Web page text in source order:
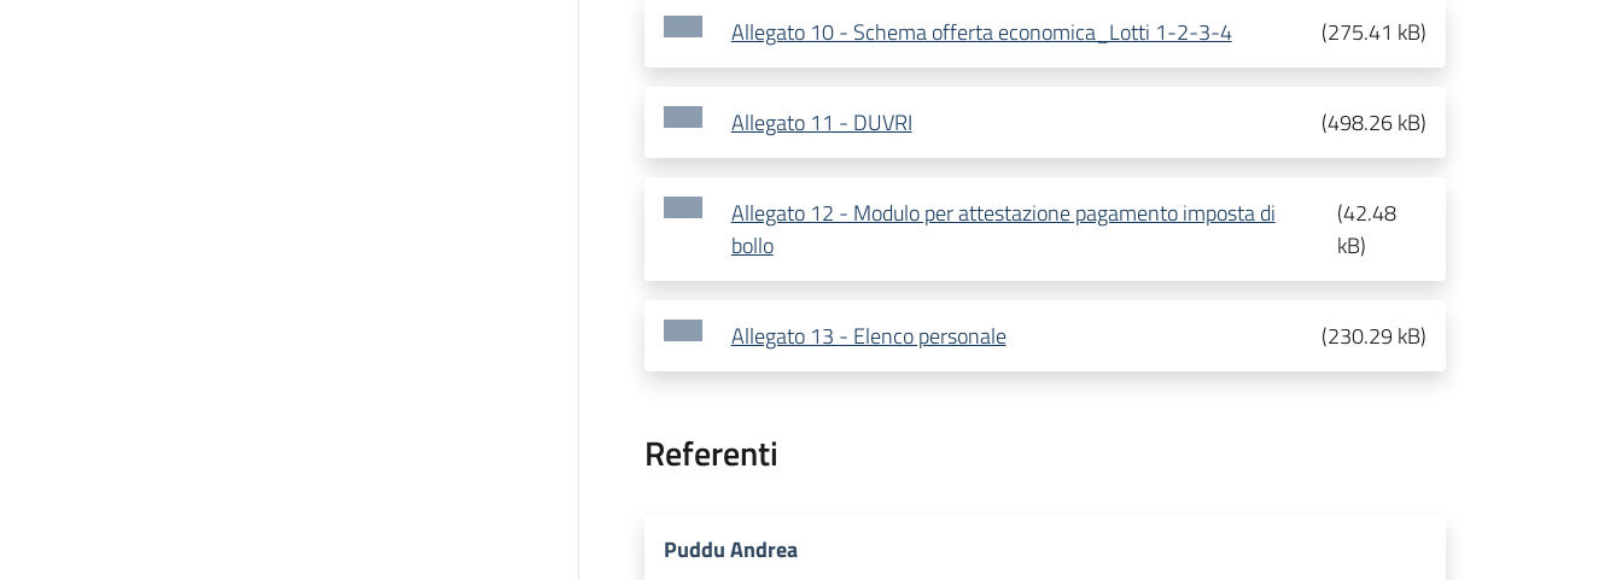
Allegato 10 - Schema offerta economica_Lotti 1-2-3-4 (275.41 kB)
Allegato 11 - DUVRI (498.26 kB)
Allegato 12 - Modulo per attestazione pagamento imposta di
bollo
(42.48
kB)
Allegato 13 - Elenco personale (230.29 kB)
Referenti
Puddu Andrea